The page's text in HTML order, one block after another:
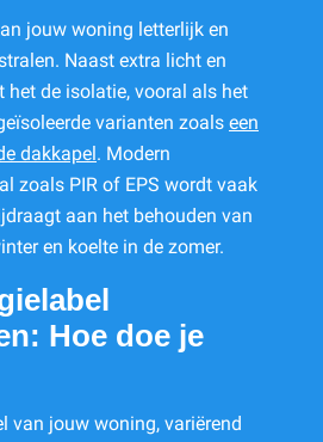
jouw woning letterlijk en
Naast extra licht en
het de isolatie, vooral als het
varianten zoals een
dakkapel . Modern
zoals PIR of EPS wordt vaak
aan het behouden van
en koelte in de zomer.
Hoe doe je
van jouw woning, variërend